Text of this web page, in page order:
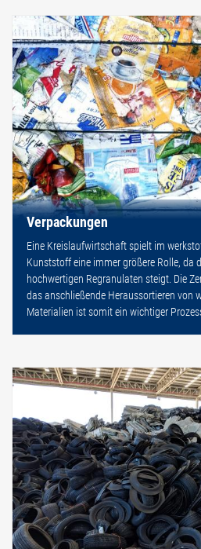
Verpackungen
Eine Kreislaufwirtschaft spielt im
Kunststoff eine immer größere Rolle, da
hochwertigen Regranulaten steigt. Die
das anschließende Heraussortieren von
Materialien ist somit ein wichtiger